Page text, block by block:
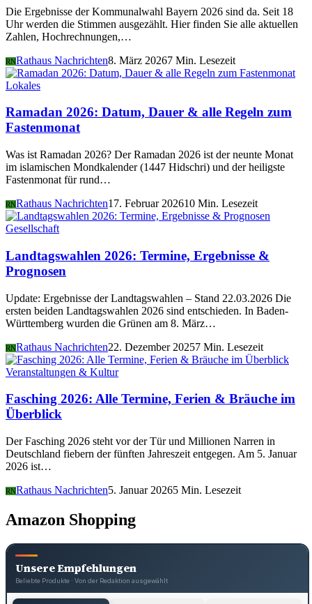
Die Ergebnisse der Kommunalwahl Bayern 2026 sind da. Seit 18
Uhr werden die Stimmen ausgezählt. Hier finden Sie alle aktuellen
Zahlen, Hochrechnungen,…
RNRathaus Nachrichten8. März 20267 Min. Lesezeit
Lokales
Ramadan 2026: Datum, Dauer & alle Regeln zum
Fastenmonat
Was ist Ramadan 2026? Der Ramadan 2026 ist der neunte Monat
im islamischen Mondkalender (1447 Hidschri) und der heiligste
Fastenmonat für rund…
RNRathaus Nachrichten17. Februar 202610 Min. Lesezeit
Gesellschaft
Landtagswahlen 2026: Termine, Ergebnisse &
Prognosen
Update: Ergebnisse der Landtagswahlen – Stand 22.03.2026 Die
ersten beiden Landtagswahlen 2026 sind entschieden. In Baden-
Württemberg wurden die Grünen am 8. März…
RNRathaus Nachrichten22. Dezember 20257 Min. Lesezeit
Veranstaltungen & Kultur
Fasching 2026: Alle Termine, Ferien & Bräuche im
Überblick
Der Fasching 2026 steht vor der Tür und Millionen Narren in
Deutschland fiebern der fünften Jahreszeit entgegen. Am 5. Januar
2026 ist…
RNRathaus Nachrichten5. Januar 20265 Min. Lesezeit
Amazon Shopping
Unsere Empfehlungen
Beliebte Produkte · Von der Redaktion ausgewählt